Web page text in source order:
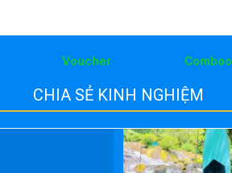
Voucher Comboo
CHIA SẺ KINH NGHIỆM